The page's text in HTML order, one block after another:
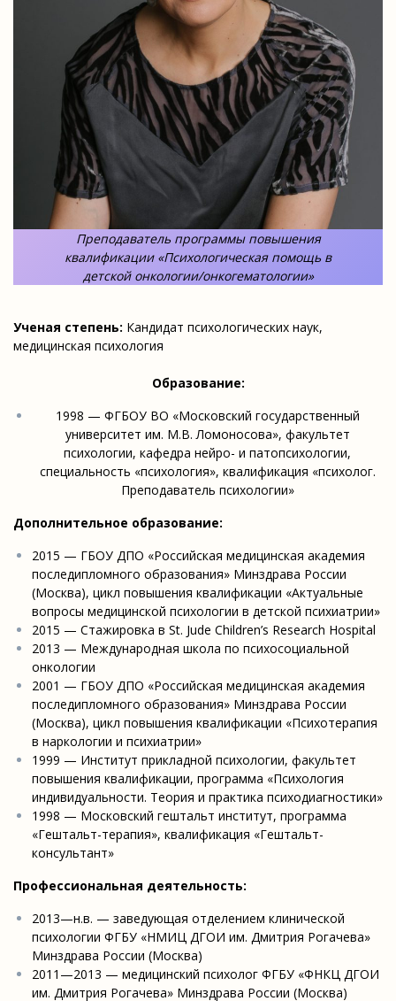
Преподаватель программы повышения
квалификации «Психологическая помощь в
детской онкологии/онкогематологии»
Ученая степень: Кандидат психологических наук,
медицинская психология
Образование:
1998 — ФГБОУ ВО «Московский государственный
университет им. М.В. Ломоносова», факультет
психологии, кафедра нейро- и патопсихологии,
специальность «психология», квалификация «психолог.
Преподаватель психологии»
Дополнительное образование:
2015 — ГБОУ ДПО «Российская медицинская академия
последипломного образования» Минздрава России
(Москва), цикл повышения квалификации «Актуальные
вопросы медицинской психологии в детской психиатрии»
2015 — Стажировка в St. Jude Children’s Research Hospital
2013 — Международная школа по психосоциальной
онкологии
2001 — ГБОУ ДПО «Российская медицинская академия
последипломного образования» Минздрава России
(Москва), цикл повышения квалификации «Психотерапия
в наркологии и психиатрии»
1999 — Институт прикладной психологии, факультет
повышения квалификации, программа «Психология
индивидуальности. Теория и практика психодиагностики»
1998 — Московский гештальт институт, программа
«Гештальт-терапия», квалификация «Гештальт-
консультант»
Профессиональная деятельность:
2013—н.в. — заведующая отделением клинической
психологии ФГБУ «НМИЦ ДГОИ им. Дмитрия Рогачева»
Минздрава России (Москва)
2011—2013 — медицинский психолог ФГБУ «ФНКЦ ДГОИ
им. Дмитрия Рогачева» Минздрава России (Москва)